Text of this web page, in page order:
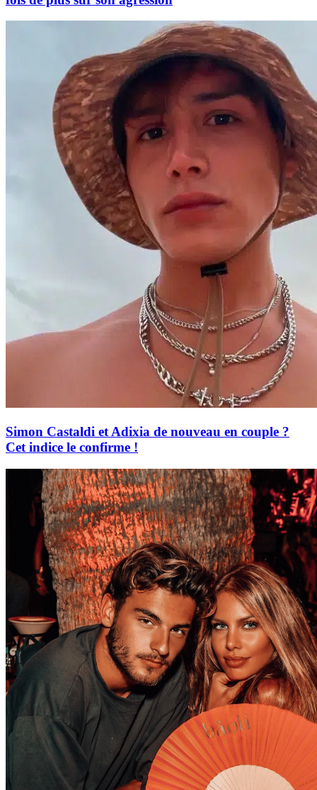
Simon Castaldi et Adixia de nouveau en couple ?
Cet indice le confirme !